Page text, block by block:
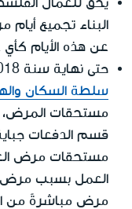
البناء تجميع
عن هذه الأيام كأي
حتى نهاية سنة 2018، جَبى قسم خدمات المشغّلين في
سلطة السكان
قسم الدفعات
مستحقات مرض
العمل بسبب
مرض مباشرةً من